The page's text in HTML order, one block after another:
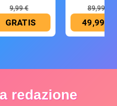
9,99 €
GRATIS
89,99 €
49,99 €
redazione